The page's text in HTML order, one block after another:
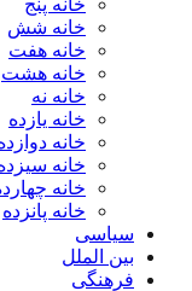
خانه پنج
خانه شش
خانه هفت
خانه هشت
خانه نه
خانه یازده
خانه دوازده
خانه سیزده
خانه چهارده
خانه پانزده
الملل